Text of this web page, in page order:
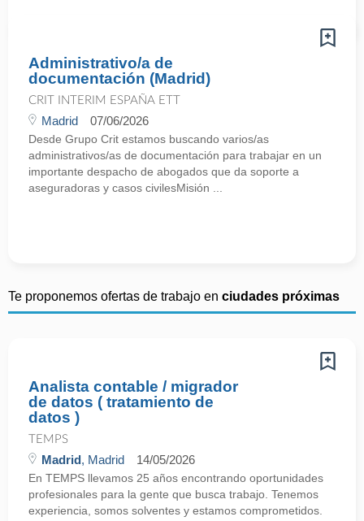
Administrativo/a de
documentación (Madrid)
CRIT INTERIM ESPAÑA ETT
Madrid 07/06/2026
Desde Grupo Crit estamos buscando varios/as
administrativos/as de documentación para trabajar en un
importante despacho de abogados que da soporte a
aseguradoras y casos civilesMisión ...
Te proponemos ofertas de trabajo en ciudades próximas
Analista contable / migrador
de datos ( tratamiento de
datos )
TEMPS
Madrid, Madrid 14/05/2026
En TEMPS llevamos 25 años encontrando oportunidades
profesionales para la gente que busca trabajo. Tenemos
experiencia, somos solventes y estamos comprometidos.